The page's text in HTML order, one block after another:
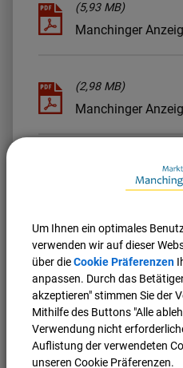
(5,93 MB)
Manchinger
(2,98 MB)
Manchinger
Manchinger
(2,34 MB)
Manchinger
2009.pdf
(2,08 MB)
Manchinger
Um Ihnen ein optimales
verwenden wir auf dieser
über dieCookie Präferenzen
anpassen. Durch das
akzeptieren" stimmen Sie der
Mithilfe des Buttons "Alle
Verwendung nicht
Auflistung der verwendeten
unseren Cookie Präferenzen.